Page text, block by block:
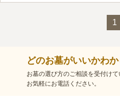
1
どのお墓がいいかわ
お墓の選び方のご相談を受付けて
お気軽にお電話ください。